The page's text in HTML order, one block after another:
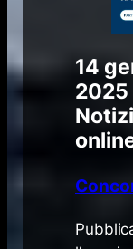
14
2025